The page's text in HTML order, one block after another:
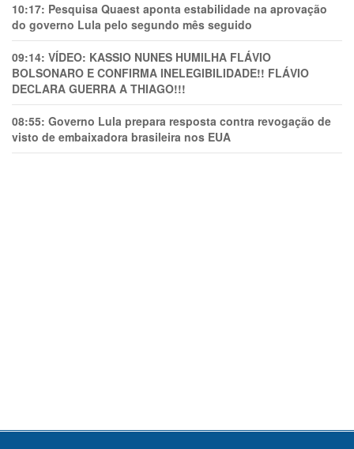
10:17: Pesquisa Quaest aponta estabilidade na aprovação
do governo Lula pelo segundo mês seguido
09:14: VÍDEO: KASSIO NUNES HUMlLHA FLÁVIO
BOLSONARO E CONFIRMA INELEGIBILIDADE!! FLÁVIO
DECLARA GUERRA A THIAGO!!!
08:55: Governo Lula prepara resposta contra revogação de
visto de embaixadora brasileira nos EUA